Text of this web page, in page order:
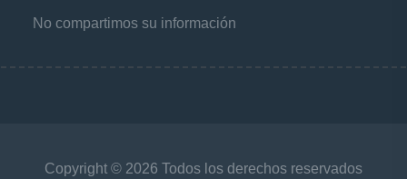
No compartimos su información
Copyright © 2026 Todos los derechos reservados